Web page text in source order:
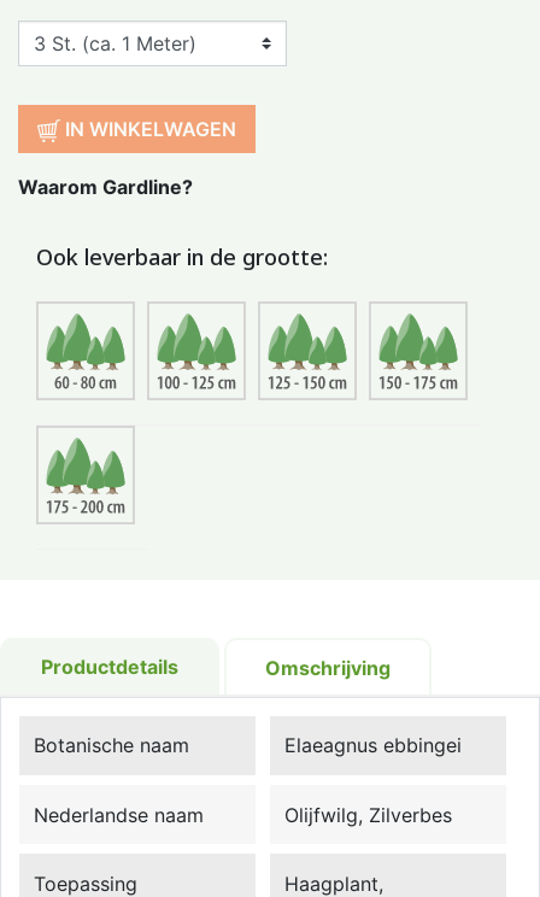
IN WINKELWAGEN
Waarom Gardline?
Ook leverbaar in de grootte:
Productdetails Omschrijving
Botanische naam Elaeagnus ebbingei
Nederlandse naam Olijfwilg, Zilverbes
Toepassing
Haagplant,